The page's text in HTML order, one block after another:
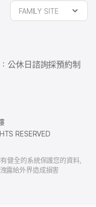
FAMILY SITE
公休日 諮詢採預約制
RESERVED
健全的系統保護您的資料，
露給外界造成損害